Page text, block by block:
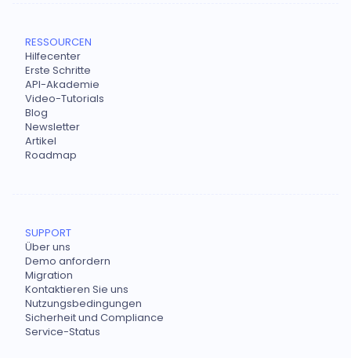
RESSOURCEN
Hilfecenter
Erste Schritte
API-Akademie
Video-Tutorials
Blog
Newsletter
Artikel
Roadmap
SUPPORT
Über uns
Demo anfordern
Migration
Kontaktieren Sie uns
Nutzungsbedingungen
Sicherheit und Compliance
Service-Status